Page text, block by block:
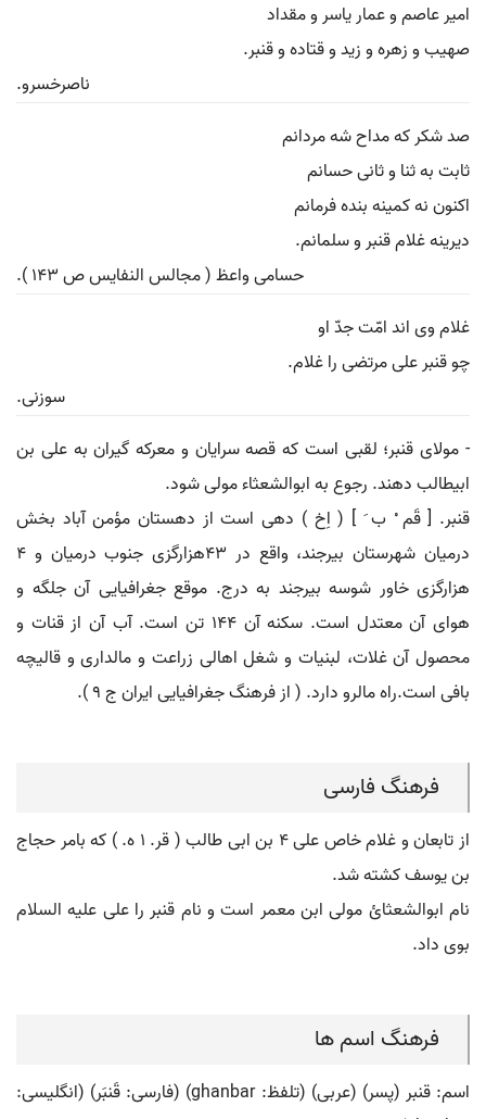
امیر عاصم و عمار یاسر و مقداد
صهیب و زهره و زید و قتاده و قنبر.
ناصرخسرو.
صد شکر که مداح شه مردانم
ثابت به ثنا و ثانی حسانم
اکنون نه کمینه بنده فرمانم
دیرینه غلام قنبر و سلمانم.
حسامی واعظ ( مجالس النفایس ص 143 ).
غلام وی اند امّت جدّ او
چو قنبر علی مرتضی را غلام.
سوزنی.
- مولای قنبر؛ لقبی است که قصه سرایان و معرکه گیران به علی بن
ابیطالب دهند. رجوع به ابوالشعثاء مولی شود.
قنبر. [ قَم ْ ب َ ] ( اِخ ) دهی است از دهستان مؤمن آباد بخش
درمیان شهرستان بیرجند، واقع در 43هزارگزی جنوب درمیان و 4
هزارگزی خاور شوسه بیرجند به درج. موقع جغرافیایی آن جلگه و
هوای آن معتدل است. سکنه آن 144 تن است. آب آن از قنات و
محصول آن غلات، لبنیات و شغل اهالی زراعت و مالداری و قالیچه
بافی است.راه مالرو دارد. ( از فرهنگ جغرافیایی ایران ج 9 ).
فرهنگ فارسی
از تابعان و غلام خاص علی ۴ بن ابی طالب ( قر. ۱ ه. ) که بامر حجاج
بن یوسف کشته شد.
نام ابوالشعثائ مولی ابن معمر است و نام قنبر را علی علیه السلام
بوی داد.
فرهنگ اسم ها
اسم: قنبر (پسر) (عربی) (تلفظ: ghanbar) (فارسی: قَنبَر) (انگلیسی: